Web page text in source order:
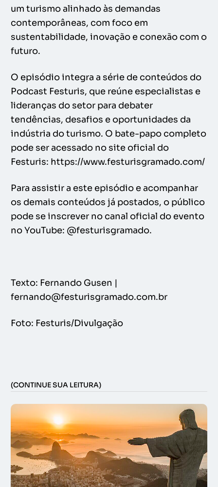
um turismo alinhado às demandas
contemporâneas, com foco em
sustentabilidade, inovação e conexão com o
futuro.
O episódio integra a série de conteúdos do
Podcast Festuris, que reúne especialistas e
lideranças do setor para debater
tendências, desafios e oportunidades da
indústria do turismo. O bate-papo completo
pode ser acessado no site oficial do
Festuris: https://www.festurisgramado.com/
Para assistir a este episódio e acompanhar
os demais conteúdos já postados, o público
pode se inscrever no canal oficial do evento
no YouTube: @festurisgramado.
Texto: Fernando Gusen |
fernando@festurisgramado.com.br
Foto: Festuris/Divulgação
(CONTINUE SUA LEITURA)